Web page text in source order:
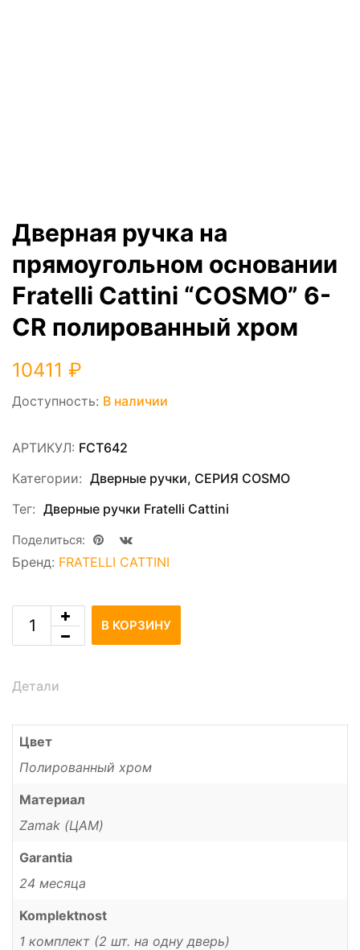
Дверная ручка на
прямоугольном основании
Fratelli Cattini “COSMO” 6-
CR полированный хром
10411 ₽
Доступность: В наличии
АРТИКУЛ: FCT642
Категории: Дверные ручки, СЕРИЯ COSMO
Тег: Дверные ручки Fratelli Cattini
Поделиться:
Бренд: FRATELLI CATTINI
В КОРЗИНУ
Детали
Цвет
Полированный хром
Материал
Zamak (ЦАМ)
Garantia
24 месяца
Komplektnost
1 комплект (2 шт. на одну дверь)